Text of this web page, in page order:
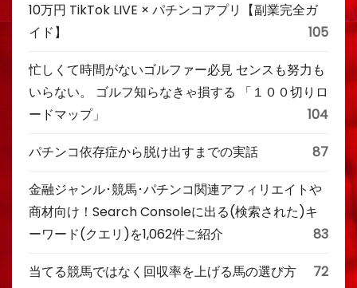
10万円 TikTok LIVE × パチンコアプリ【副業完全ガ
イド】
105
忙しくて時間がないゴルファー必見 センスも努力も
いらない。 ゴルフ知らなきゃ損する 「１００切りロ
ードマップ」
104
パチンコ依存症から脱け出すまでの実話 87
金融ジャンル･競馬･パチンコ関連アフィリエイトや
商材向け！Search Consoleに出る(検索された)キ
ーワード(クエリ)を1,062件ご紹介
83
当てる競馬ではなく回収率を上げる馬の選び方 72